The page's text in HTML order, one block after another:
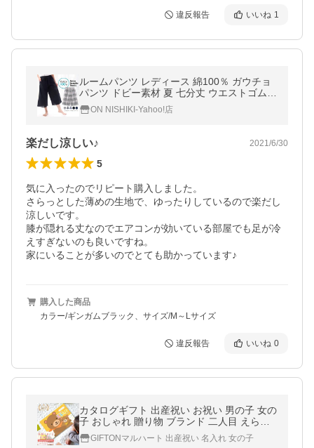
違反報告 いいね 1
ルームパンツ レディース 綿100％ ガウチョ
パンツ ドビー素材 夏 七分丈 ウエストゴム
ポケット付 大人用 チェック柄 無地 ルームウ
ェア Ｍ〜Ｌy7-21010-single
ON NISHIKI-Yahoo!店
楽だし涼しい♪ 2021/6/30
5
気に入ったのでリピート購入しました。
さらっとした薄めの生地で、ゆったりしているので楽だし
涼しいです。
膝が隠れる丈なのでエアコンが効いている部屋でも足が冷
えすぎないのも良いですね。
家にいることが多いのでとても助かっています♪
購入した商品
カラー/ギンガムブラック、サイズ/M～Lサイズ
違反報告 いいね 0
カタログギフト 出産祝い お祝い 男の子 女の
子 おしゃれ 贈り物 ブランド 二人目 えらん
で ベビー わくわくコース ギフト
GIFTONマルハート 出産祝い 名入れ 女の子